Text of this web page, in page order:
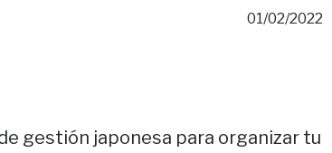
01/02/2022
gestión japonesa para organizar tu